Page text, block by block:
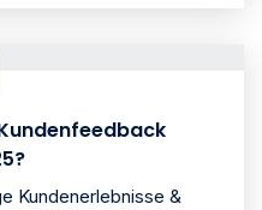
Kundenerlebnisse &